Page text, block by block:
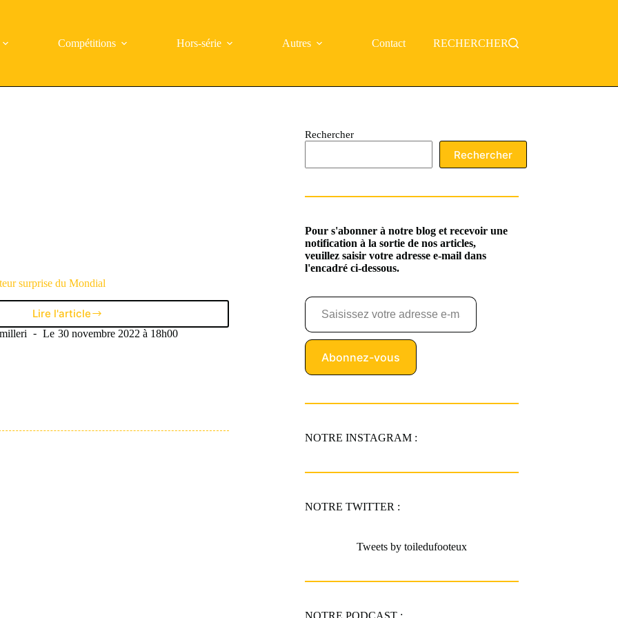
Compétitions Hors-série Autres Contact RECHERCHER
surprise du Mondial
Lire l'article
Enner
Valencia,
Le 30 novembre 2022 à 18h00
Rechercher
Rechercher
Pour s'abonner à notre blog et recevoir une
notification à la sortie de nos articles,
veuillez saisir votre adresse e-mail dans
l'encadré ci-dessous.
Saisissez votre adresse e-mail…
Abonnez-vous
NOTRE INSTAGRAM :
NOTRE TWITTER :
Tweets by toiledufooteux
NOTRE PODCAST :